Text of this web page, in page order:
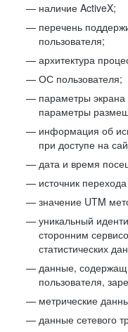
наличие ActiveX;
перечень
пользователя;
архитектура
ОС пользователя;
параметры экрана
параметры
информация об
при доступе на
дата и время
источник
значение UTM
уникальный
сторонним
статистических
данные,
пользователя,
метрические
данные сетевого